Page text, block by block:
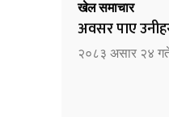
खेल समाचार
अवसर पाए
२०८३ असार २४